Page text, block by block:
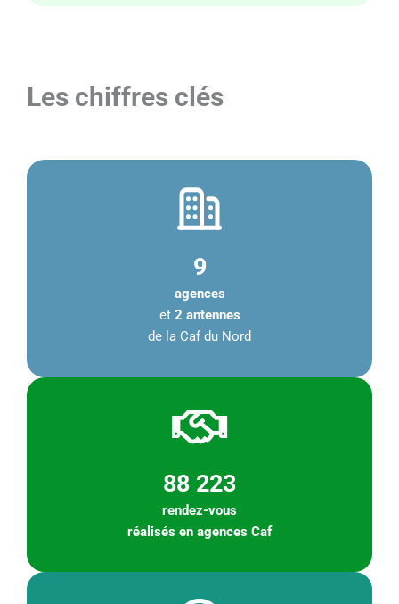
Les chiffres clés
9
agences
et 2 antennes
de la Caf du Nord
88 223
rendez-vous
réalisés en agences Caf